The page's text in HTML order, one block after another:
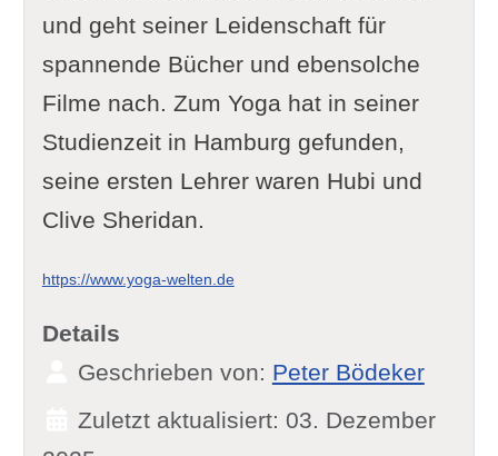
und geht seiner Leidenschaft für
spannende Bücher und ebensolche
Filme nach. Zum Yoga hat in seiner
Studienzeit in Hamburg gefunden,
seine ersten Lehrer waren Hubi und
Clive Sheridan.
https://www.yoga-welten.de
Details
Geschrieben von: Peter Bödeker
Zuletzt aktualisiert: 03. Dezember